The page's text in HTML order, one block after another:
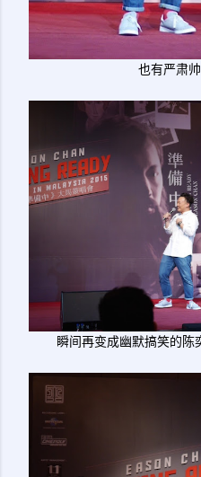
也有严肃
瞬间再变成幽默搞笑的陈